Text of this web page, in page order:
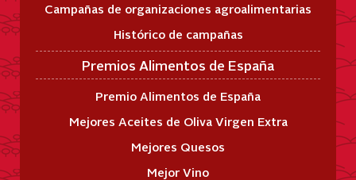
Campañas de organizaciones agroalimentarias
Histórico de campañas
Premios Alimentos de España
Premio Alimentos de España
Mejores Aceites de Oliva Virgen Extra
Mejores Quesos
Mejor Vino